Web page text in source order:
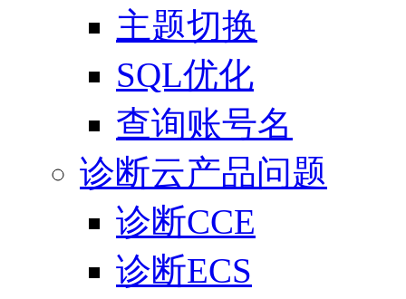
主题切换
SQL优化
查询账号名
诊断云产品问题
诊断CCE
诊断ECS